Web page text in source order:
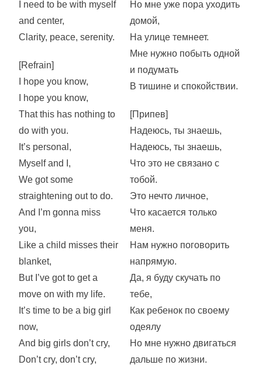
I need to be with myself
and center,
Clarity, peace, serenity.
[Refrain]
I hope you know,
I hope you know,
That this has nothing to
do with you.
It’s personal,
Myself and I,
We got some
straightening out to do.
And I’m gonna miss
you,
Like a child misses their
blanket,
But I’ve got to get a
move on with my life.
It’s time to be a big girl
now,
And big girls don’t cry,
Don’t cry, don’t cry,
Но мне уже пора уходить
домой,
На улице темнеет.
Мне нужно побыть одной
и подумать
В тишине и спокойствии.
[Припев]
Надеюсь, ты знаешь,
Надеюсь, ты знаешь,
Что это не связано с
тобой.
Это нечто личное,
Что касается только
меня.
Нам нужно поговорить
напрямую.
Да, я буду скучать по
тебе,
Как ребенок по своему
одеялу
Но мне нужно двигаться
дальше по жизни.